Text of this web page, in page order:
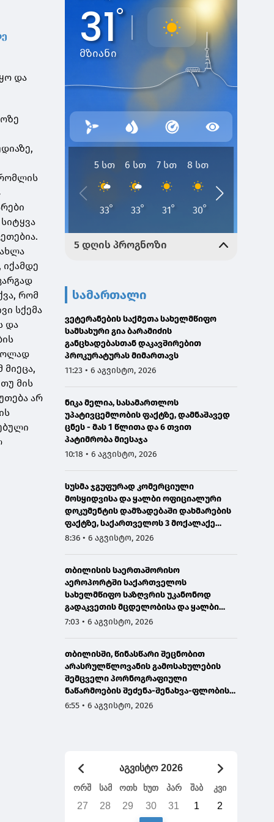
და
რომლის
რომ
სქემა
და
მიეცა,
მის
არ
სამართალი
ვეტერანების საქმეთა სახელმწიფო
სამსახური გია ბარამიძის
განცხადებასთან დაკავშირებით
პროკურატურას მიმართავს
11:23 • 6 აგვისტო, 2026
ნიკა მელია, სასამართლოს
უპატივცემლობის ფაქტზე, დამნაშავედ
ცნეს - მას 1 წლითა და 6 თვით
პატიმრობა მიესაჯა
10:18 • 6 აგვისტო, 2026
სუსმა ჯგუფურად კომერციული
მოსყიდვისა და ყალბი ოფიციალური
დოკუმენტის დამზადებაში დახმარების
ფაქტზე, საქართველოს 3 მოქალაქე
დააკავა
8:36 • 6 აგვისტო, 2026
თბილისის საერთაშორისო
აეროპორტში საქართველოს
სახელმწიფო საზღვრის უკანონოდ
გადაკვეთის მცდელობისა და ყალბი
დოკუმენტების გამოყენების
7:03 • 6 აგვისტო, 2026
თბილისში, წინასწარი შეცნობით
არასრულწლოვანის გამოსახულების
შემცველი პორნოგრაფიული
ნაწარმოების შეძენა-შენახვა-ფლობისა
და გავრცელებისთვის
6:55 • 6 აგვისტო, 2026
აგვისტო 2026
ორშ სამ ოთხ ხუთ პარ შაბ კვი
27 28 29 30 31 1 2